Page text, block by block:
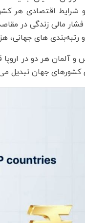
شرایط اقتصادی هر
مالی زندگی در
های جهانی،
و آلمان هر دو در
کشورهای جهان تبدیل